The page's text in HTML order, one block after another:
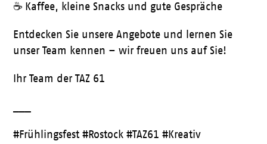
☕ Kaffee, kleine Snacks und gute Gespräche
Entdecken Sie unsere Angebote und lernen Sie
unser Team kennen – wir freuen uns auf Sie!
Ihr Team der TAZ 61
#Frühlingsfest #Rostock #TAZ61 #Kreativ